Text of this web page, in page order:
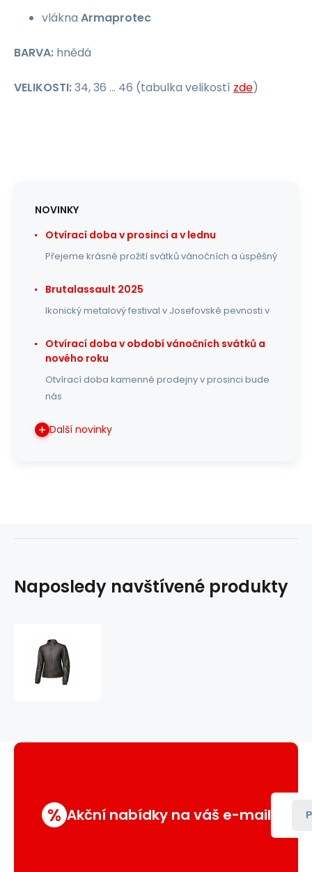
vlákna Armaprotec
BARVA: hnědá
VELIKOSTI:34, 36 ... 46 (tabulka velikostí zde)
NOVINKY
Otvírací doba v prosinci a v lednu
Přejeme krásné prožití svátků vánočních a úspěšný
Brutalassault 2025
Ikonický metalový festival v Josefovské pevnosti v
Otvírací doba v období vánočních svátků a
nového roku
Otvírací doba kamenné prodejny v prosinci bude
nás
Další novinky
Naposledy navštívené produkty
% Akční nabídky na váš e-mail